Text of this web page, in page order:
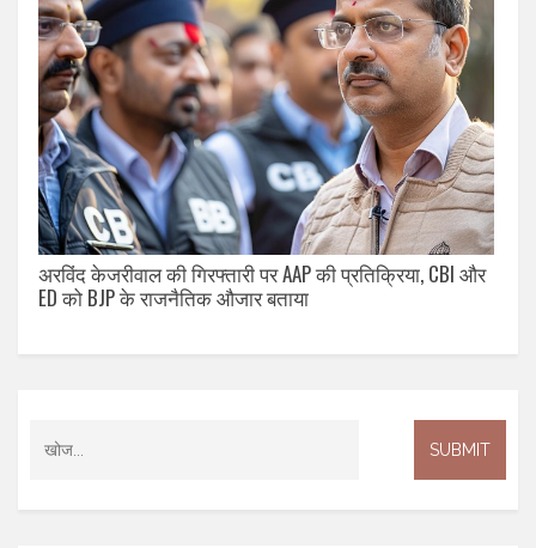
अरविंद केजरीवाल की गिरफ्तारी पर AAP की प्रतिक्रिया, CBI और
ED को BJP के राजनैतिक औजार बताया